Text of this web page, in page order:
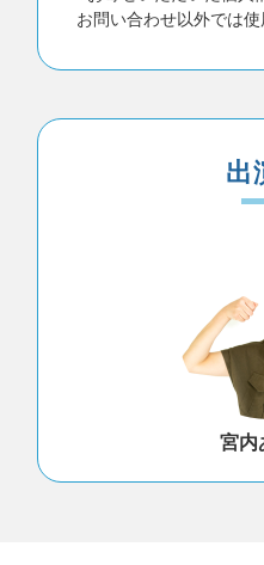
お問い合わせ以外では使
出
宮内